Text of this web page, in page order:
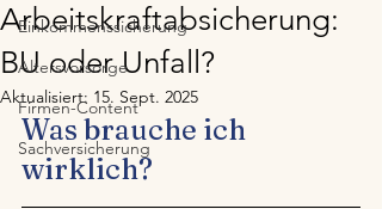
Einkommenssicherung
Altersvorsorge
Firmen-Content
Sachversicherung
Arbeitskraftabsicherung:
BU oder Unfall?
Aktualisiert: 15. Sept. 2025
Was brauche ich
wirklich?